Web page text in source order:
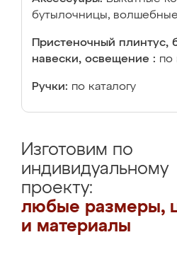
бутылочницы,
Пристеночный плинтус,
навески, освещение : по
Ручки: по каталогу
Изготовим по
индивидуальному
проекту:
любые размеры,
и материалы